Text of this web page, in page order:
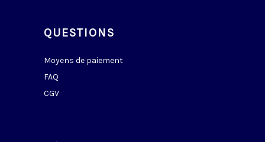
QUESTIONS
Moyens de paiement
FAQ
CGV